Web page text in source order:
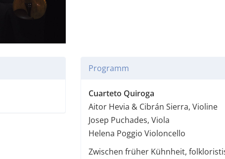
Programm
Cuarteto Quiroga
Aitor Hevia & Cibrán Sierra, Violine
Josep Puchades, Viola
Helena Poggio Violoncello
Zwischen früher Kühnheit,